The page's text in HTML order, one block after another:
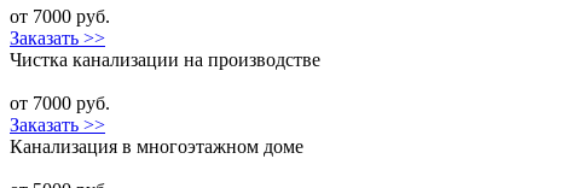
от 7000 руб.
Заказать >>
Чистка канализации на производстве
от 7000 руб.
Заказать >>
Канализация в многоэтажном доме